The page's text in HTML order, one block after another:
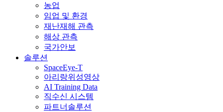
농업
임업 및 환경
재난재해 관측
해상 관측
국가안보
솔루션
SpaceEye-T
아리랑위성영상
AI Training Data
직수신 시스템
파트너솔루션